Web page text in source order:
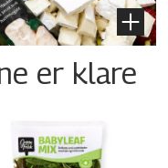
er klare